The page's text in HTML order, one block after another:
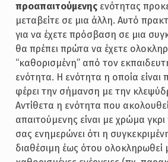
προαπαιτούμενηςενότητας
μεταβείτε σε μια άλλη. Αυτό
για να έχετε πρόσβαση σε μια
θα πρέπει πρώτα να έχετε
“καθορισμένη” από τον
ενότητα. Η ενότητα η οποία είναι
φέρει την σήμανση με την
Αντίθετα η ενότητα που
απαιτούμενης είναι με χρώμα
σας ενημερώνει ότι η
διαθέσιμη έως ότου ολοκληρωθεί